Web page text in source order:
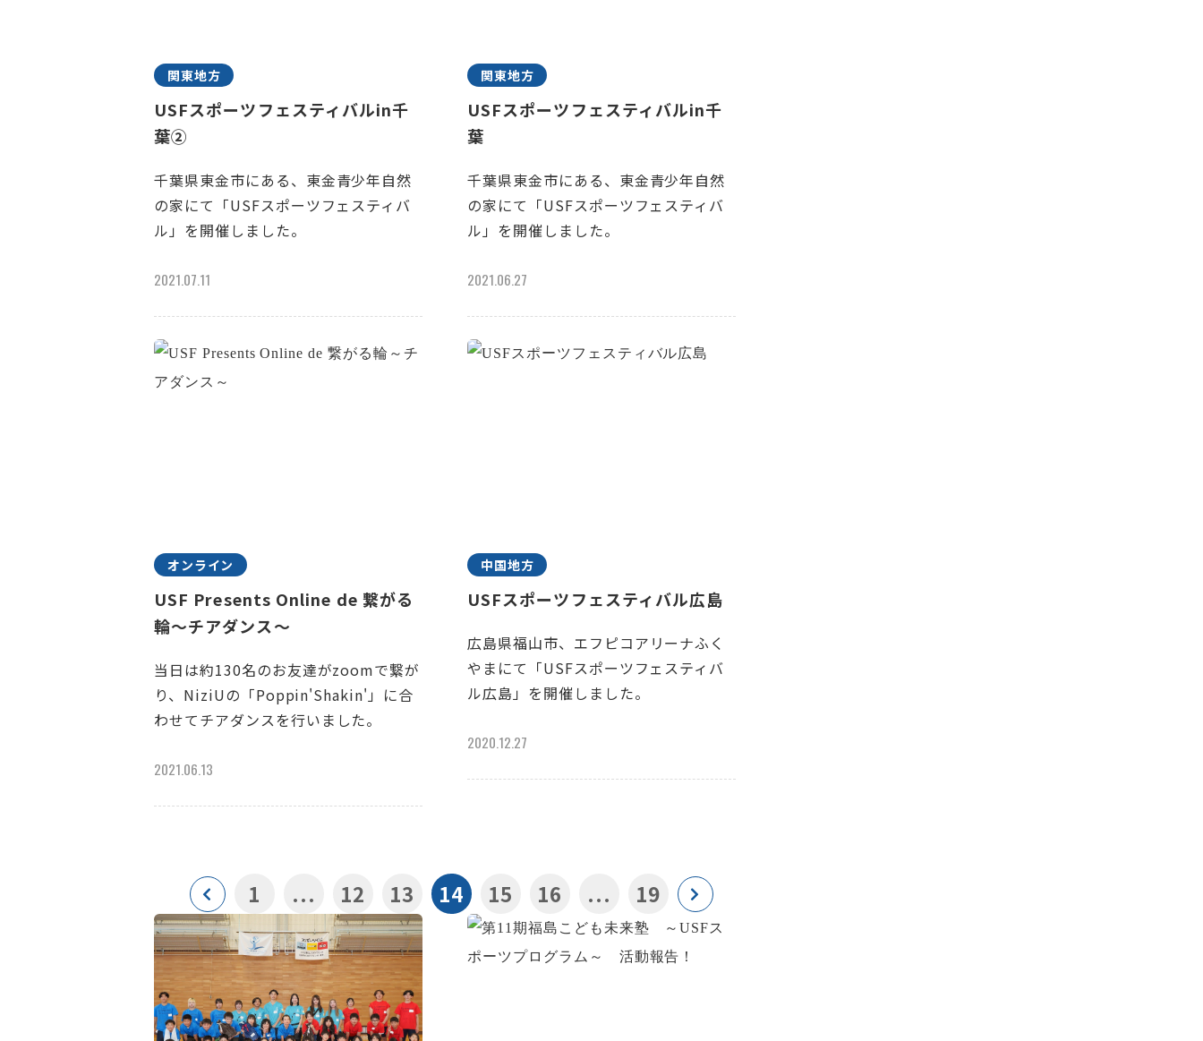
関東地方
USFスポーツフェスティバルin千
葉②
千葉県東金市にある、東金青少年自然
の家にて「USFスポーツフェスティバ
ル」を開催しました。
2021.07.11
関東地方
USFスポーツフェスティバルin千
葉
千葉県東金市にある、東金青少年自然
の家にて「USFスポーツフェスティバ
ル」を開催しました。
2021.06.27
オンライン
USF Presents Online de 繋がる
輪～チアダンス～
当日は約130名のお友達がzoomで繋が
り、NiziUの「Poppin'Shakin'」に合
わせてチアダンスを行いました。
2021.06.13
中国地方
USFスポーツフェスティバル広島
広島県福山市、エフピコアリーナふく
やまにて「USFスポーツフェスティバ
ル広島」を開催しました。
2020.12.27
1 ... 12 13 14 15 16 ... 19